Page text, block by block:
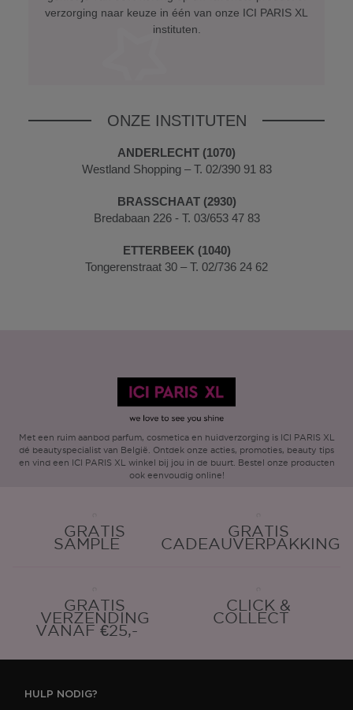
verzorging naar keuze in één van onze ICI PARIS XL
instituten.
ONZE INSTITUTEN
ANDERLECHT (1070)
Westland Shopping – T. 02/390 91 83
BRASSCHAAT (2930)
Bredabaan 226 - T. 03/653 47 83
ETTERBEEK (1040)
Tongerenstraat 30 – T. 02/736 24 62
Met een ruim aanbod parfum, cosmetica en huidverzorging is ICI PARIS XL
dé beautyspecialist van België. Ontdek onze acties, promoties, beauty tips
en vind een ICI PARIS XL winkel bij jou in de buurt. Bestel onze producten
ook eenvoudig online!
GRATIS
SAMPLE
GRATIS
CADEAUVERPAKKING
GRATIS
VERZENDING
VANAF €25,-
CLICK &
COLLECT
HULP NODIG?